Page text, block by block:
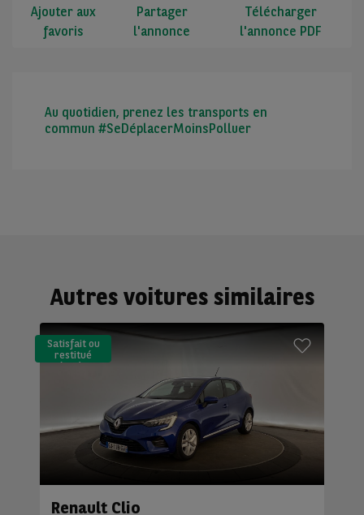
Ajouter aux
favoris
Partager
l'annonce
Télécharger
l'annonce PDF
Au quotidien, prenez les transports en
commun #SeDéplacerMoinsPolluer
Autres voitures similaires
Satisfait ou
restitué
(LLD)*
Renault Clio